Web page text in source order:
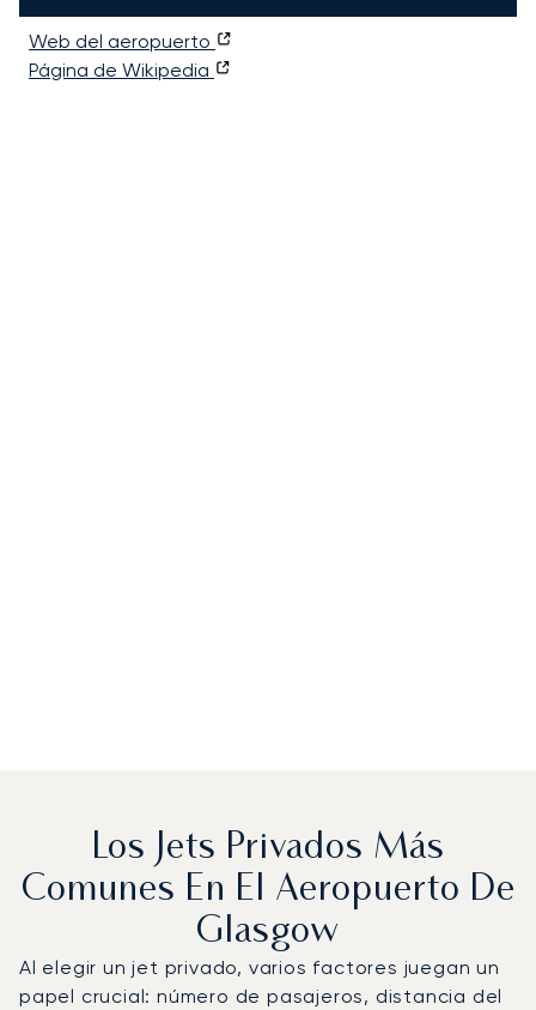
Web del aeropuerto
Página de Wikipedia
Los Jets Privados Más
Comunes En El Aeropuerto De
Glasgow
Al elegir un jet privado, varios factores juegan un
papel crucial: número de pasajeros, distancia del